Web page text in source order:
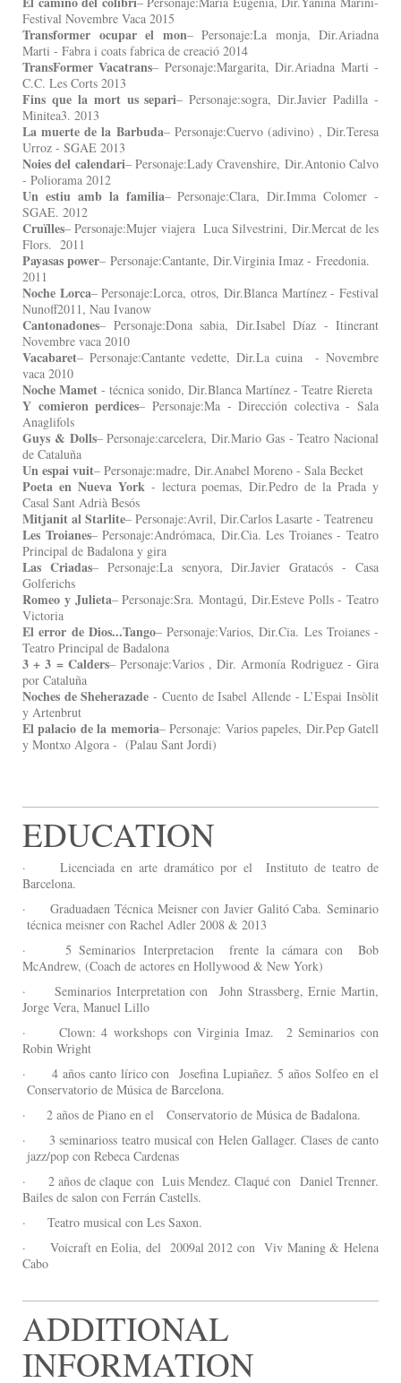
Festival Novembre Vaca 2015
Transformer ocupar el mon– Personaje:La monja, Dir.Ariadna
Marti - Fabra i coats fabrica de creació 2014
TransFormer Vacatrans– Personaje:Margarita, Dir.Ariadna Marti -
C.C. Les Corts 2013
Fins que la mort us separi– Personaje:sogra, Dir.Javier Padilla -
Minitea3. 2013
La muerte de la Barbuda– Personaje:Cuervo (adivino) , Dir.Teresa
Urroz - SGAE 2013
Noies del calendari– Personaje:Lady Cravenshire, Dir.Antonio Calvo
- Poliorama 2012
Un estiu amb la familia– Personaje:Clara, Dir.Imma Colomer -
SGAE. 2012
Cruïlles– Personaje:Mujer viajera Luca Silvestrini, Dir.Mercat de les
Flors. 2011
Payasas power– Personaje:Cantante, Dir.Virginia Imaz - Freedonia.
2011
Noche Lorca– Personaje:Lorca, otros, Dir.Blanca Martínez - Festival
Nunoff2011, Nau Ivanow
Cantonadones– Personaje:Dona sabia, Dir.Isabel Díaz - Itinerant
Novembre vaca 2010
Vacabaret– Personaje:Cantante vedette, Dir.La cuina - Novembre
vaca 2010
Noche Mamet - técnica sonido, Dir.Blanca Martínez - Teatre Riereta
Y comieron perdices– Personaje:Ma - Dirección colectiva - Sala
Anaglifols
Guys & Dolls– Personaje:carcelera, Dir.Mario Gas - Teatro Nacional
de Cataluña
Un espai vuit– Personaje:madre, Dir.Anabel Moreno - Sala Becket
Poeta en Nueva York- lectura poemas, Dir.Pedro de la Prada y
Casal Sant Adrià Besós
Mitjanit al Starlite– Personaje:Avril, Dir.Carlos Lasarte - Teatreneu
Les Troianes– Personaje:Andrómaca, Dir.Cia. Les Troianes - Teatro
Principal de Badalona y gira
Las Criadas– Personaje:La senyora, Dir.Javier Gratacós - Casa
Golferichs
Romeo y Julieta– Personaje:Sra. Montagú, Dir.Esteve Polls - Teatro
Victoria
El error de Dios...Tango– Personaje:Varios, Dir.Cia. Les Troianes -
Teatro Principal de Badalona
3 + 3 = Calders– Personaje:Varios , Dir. Armonía Rodriguez - Gira
por Cataluña
Noches de Sheherazade - Cuento de Isabel Allende - L’Espai Insòlit
y Artenbrut
El palacio de la memoria– Personaje: Varios papeles, Dir.Pep Gatell
y Montxo Algora - (Palau Sant Jordi)
EDUCATION
· Licenciada en arte dramático por el Instituto de teatro de
Barcelona.
· Graduadaen Técnica Meisner con Javier Galitó Caba. Seminario
técnica meisner con Rachel Adler 2008 & 2013
· 5 Seminarios Interpretacion frente la cámara con Bob
McAndrew, (Coach de actores en Hollywood & New York)
· Seminarios Interpretation con John Strassberg, Ernie Martin,
Jorge Vera, Manuel Lillo
· Clown: 4 workshops con Virginia Imaz. 2 Seminarios con
Robin Wright
· 4 años canto lírico con Josefina Lupiañez. 5 años Solfeo en el
Conservatorio de Música de Barcelona.
· 2 años de Piano en el Conservatorio de Música de Badalona.
· 3 seminarioss teatro musical con Helen Gallager. Clases de canto
jazz/pop con Rebeca Cardenas
· 2 años de claque con Luis Mendez. Claqué con Daniel Trenner.
Bailes de salon con Ferrán Castells.
· Teatro musical con Les Saxon.
· Voicraft en Eolia, del 2009al 2012 con Viv Maning & Helena
Cabo
ADDITIONAL
INFORMATION